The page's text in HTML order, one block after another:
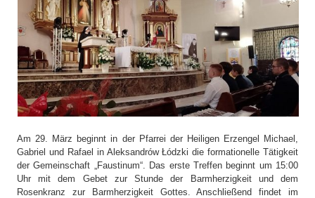
Am 29. März beginnt in der Pfarrei der Heiligen Erzengel Michael,
Gabriel und Rafael in Aleksandrów Łódzki die formationelle Tätigkeit
der Gemeinschaft „Faustinum“. Das erste Treffen beginnt um 15:00
Uhr mit dem Gebet zur Stunde der Barmherzigkeit und dem
Rosenkranz zur Barmherzigkeit Gottes. Anschließend findet im